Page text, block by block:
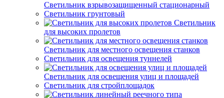
Светильник взрывозащищенный стационарный
Светильник грунтовый
Светильник
для высоких пролетов
Светильник для местного освещения станков
Светильник для освещения туннелей
Светильник для освещения улиц и площадей
Светильник для стройплощадок